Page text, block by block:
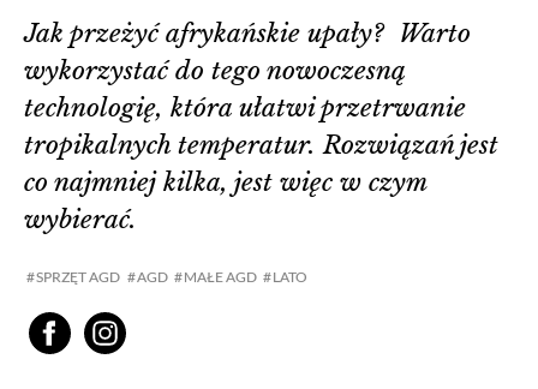
SPRZĘT AGD AGD MAŁE AGD LATO
Jak przeżyć afrykańskie upały? Warto
wykorzystać do tego nowoczesną
technologię, która ułatwi przetrwanie
tropikalnych temperatur. Rozwiązań jest
co najmniej kilka, jest więc w czym
wybierać.